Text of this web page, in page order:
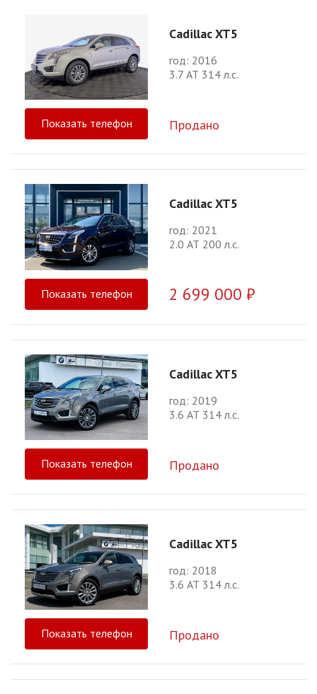
Cadillac XT5
год: 2016
3.7 АТ 314 л.с.
Показать телефон Продано
Cadillac XT5
год: 2021
2.0 АТ 200 л.с.
Показать телефон 2 699 000 ₽
Cadillac XT5
год: 2019
3.6 АТ 314 л.с.
Показать телефон Продано
Cadillac XT5
год: 2018
3.6 АТ 314 л.с.
Показать телефон Продано